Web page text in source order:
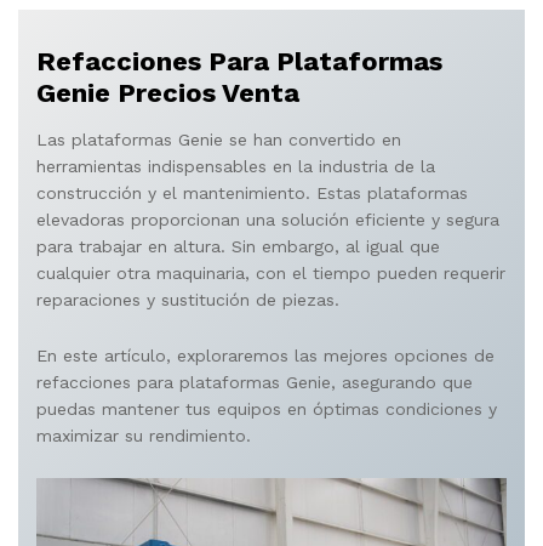
Refacciones Para Plataformas
Genie Precios Venta
Las plataformas Genie se han convertido en
herramientas indispensables en la industria de la
construcción y el mantenimiento. Estas plataformas
elevadoras proporcionan una solución eficiente y segura
para trabajar en altura. Sin embargo, al igual que
cualquier otra maquinaria, con el tiempo pueden requerir
reparaciones y sustitución de piezas.
En este artículo, exploraremos las mejores opciones de
refacciones para plataformas Genie, asegurando que
puedas mantener tus equipos en óptimas condiciones y
maximizar su rendimiento.